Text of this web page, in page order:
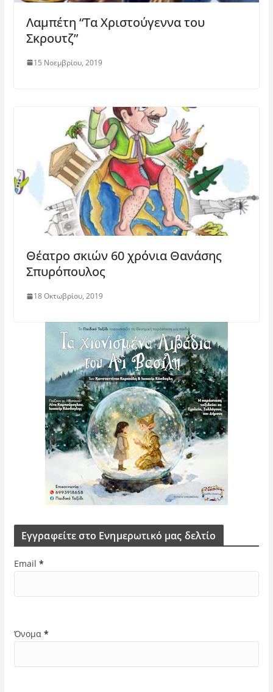
Λαμπέτη “Τα Χριστούγεννα του
Σκρουτζ”
15 Νοεμβρίου, 2019
Θέατρο σκιών 60 χρόνια Θανάσης
Σπυρόπουλος
18 Οκτωβρίου, 2019
Εγγραφείτε στο Ενημερωτικό μας δελτίο
Email *
Όνομα *